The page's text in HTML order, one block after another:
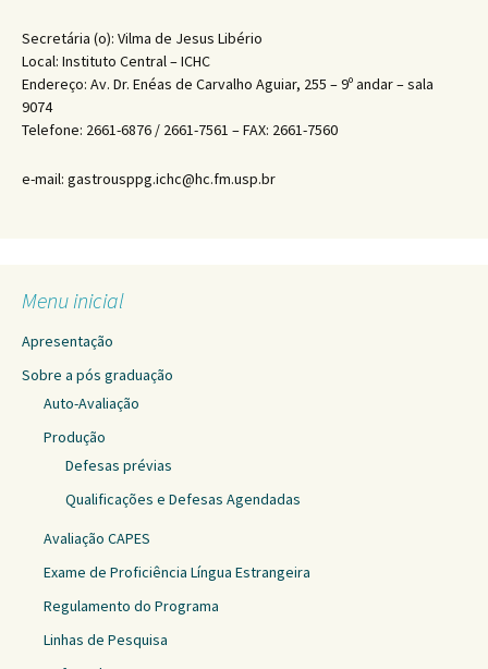
Secretária (o): Vilma de Jesus Libério
Local: Instituto Central – ICHC
Endereço: Av. Dr. Enéas de Carvalho Aguiar, 255 – 9º andar – sala
9074
Telefone: 2661-6876 / 2661-7561 – FAX: 2661-7560
e-mail: gastrousppg.ichc@hc.fm.usp.br
Menu inicial
Apresentação
Sobre a pós graduação
Auto-Avaliação
Produção
Defesas prévias
Qualificações e Defesas Agendadas
Avaliação CAPES
Exame de Proficiência Língua Estrangeira
Regulamento do Programa
Linhas de Pesquisa